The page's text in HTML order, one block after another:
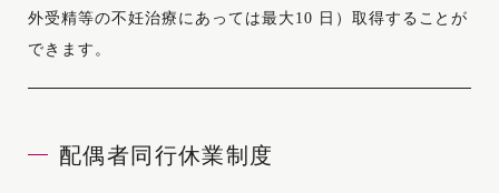
外受精等の不妊治療にあっては最大10 日）取得することが
できます。
配偶者同行休業制度